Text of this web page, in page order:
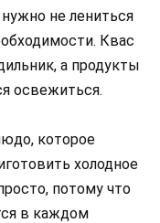
не лениться
Квас
а продукты
освежиться.
которое
холодное
потому что
в каждом